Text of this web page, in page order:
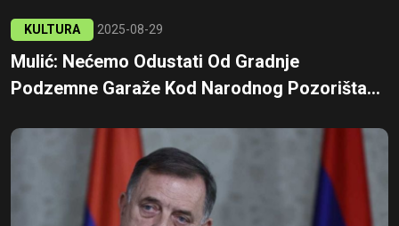
KULTURA 2025-08-29
Mulić: Nećemo Odustati Od Gradnje
Podzemne Garaže Kod Narodnog Pozorišta...